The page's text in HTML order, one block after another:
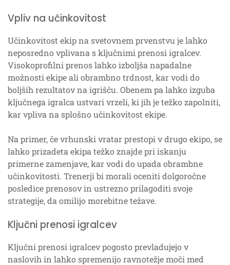
Vpliv na učinkovitost
Učinkovitost ekip na svetovnem prvenstvu je lahko
neposredno vplivana s ključnimi prenosi igralcev.
Visokoprofilni prenos lahko izboljša napadalne
možnosti ekipe ali obrambno trdnost, kar vodi do
boljših rezultatov na igrišču. Obenem pa lahko izguba
ključnega igralca ustvari vrzeli, ki jih je težko zapolniti,
kar vpliva na splošno učinkovitost ekipe.
Na primer, če vrhunski vratar prestopi v drugo ekipo, se
lahko prizadeta ekipa težko znajde pri iskanju
primerne zamenjave, kar vodi do upada obrambne
učinkovitosti. Trenerji bi morali oceniti dolgoročne
posledice prenosov in ustrezno prilagoditi svoje
strategije, da omilijo morebitne težave.
Ključni prenosi igralcev
Ključni prenosi igralcev pogosto prevladujejo v
naslovih in lahko spremenijo ravnotežje moči med